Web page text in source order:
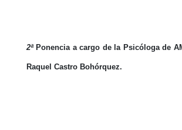
2ª Ponencia a cargo de la Psicóloga de
Raquel Castro Bohórquez.